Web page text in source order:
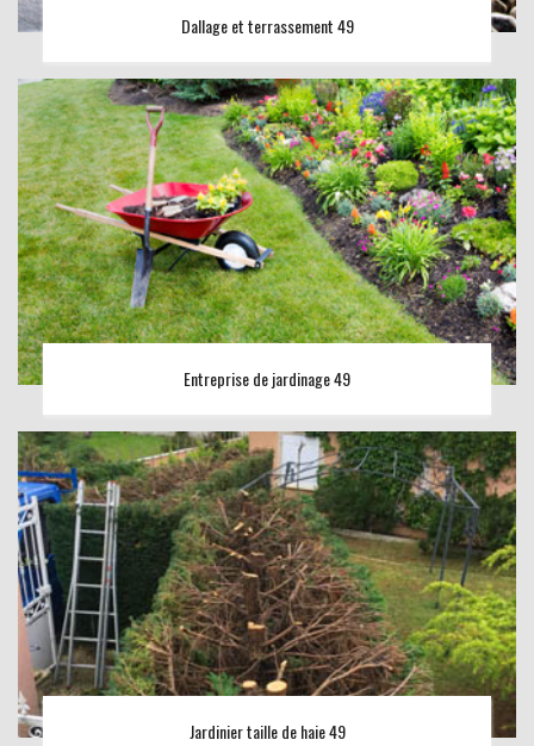
Dallage et terrassement 49
Entreprise de jardinage 49
Jardinier taille de haie 49